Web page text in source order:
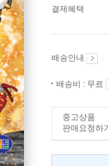
결제혜택
배송안내
배송비 : 무료
중고상품
판매요청하기